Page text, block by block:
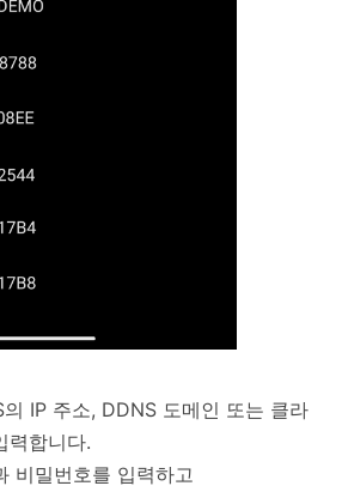
IP 주소, DDNS 도메인 또는 클라
력합니다.
비밀번호를 입력하고